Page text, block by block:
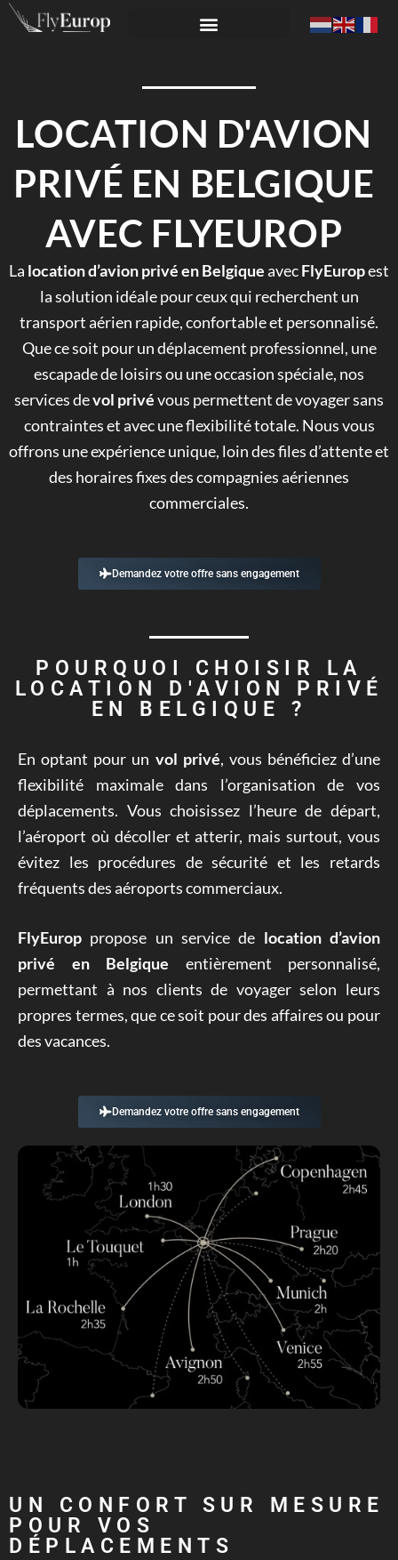
LOCATION D'AVION
PRIVÉ EN BELGIQUE
AVEC FLYEUROP
La location d’avion privé en BelgiqueavecFlyEuropest
la solution idéale pour ceux qui recherchent un
transport aérien rapide, confortable et personnalisé.
Que ce soit pour un déplacement professionnel, une
escapade de loisirs ou une occasion spéciale, nos
services devol privévous permettent de voyager sans
contraintes et avec une flexibilité totale. Nous vous
offrons une expérience unique, loin des files d’attente et
des horaires fixes des compagnies aériennes
commerciales.
Demandez votre offre sans engagement
POURQUOI CHOISIR LA
LOCATION D'AVION PRIVÉ
EN BELGIQUE ?
En optant pour un vol privé, vous bénéficiez d’une
flexibilité maximale dans l’organisation de vos
déplacements. Vous choisissez l’heure de départ,
l’aéroport où décoller et atterir, mais surtout, vous
évitez les procédures de sécurité et les retards
fréquents des aéroports commerciaux.
FlyEurop propose un service de location d’avion
privé en Belgique entièrement personnalisé,
permettant à nos clients de voyager selon leurs
propres termes, que ce soit pour des affaires ou pour
des vacances.
Demandez votre offre sans engagement
UN CONFORT SUR MESURE
POUR VOS
DÉPLACEMENTS